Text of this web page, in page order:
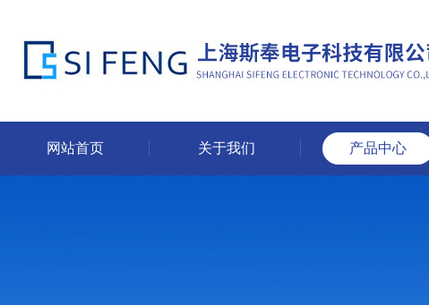
网站首页 关于我们 产品中心